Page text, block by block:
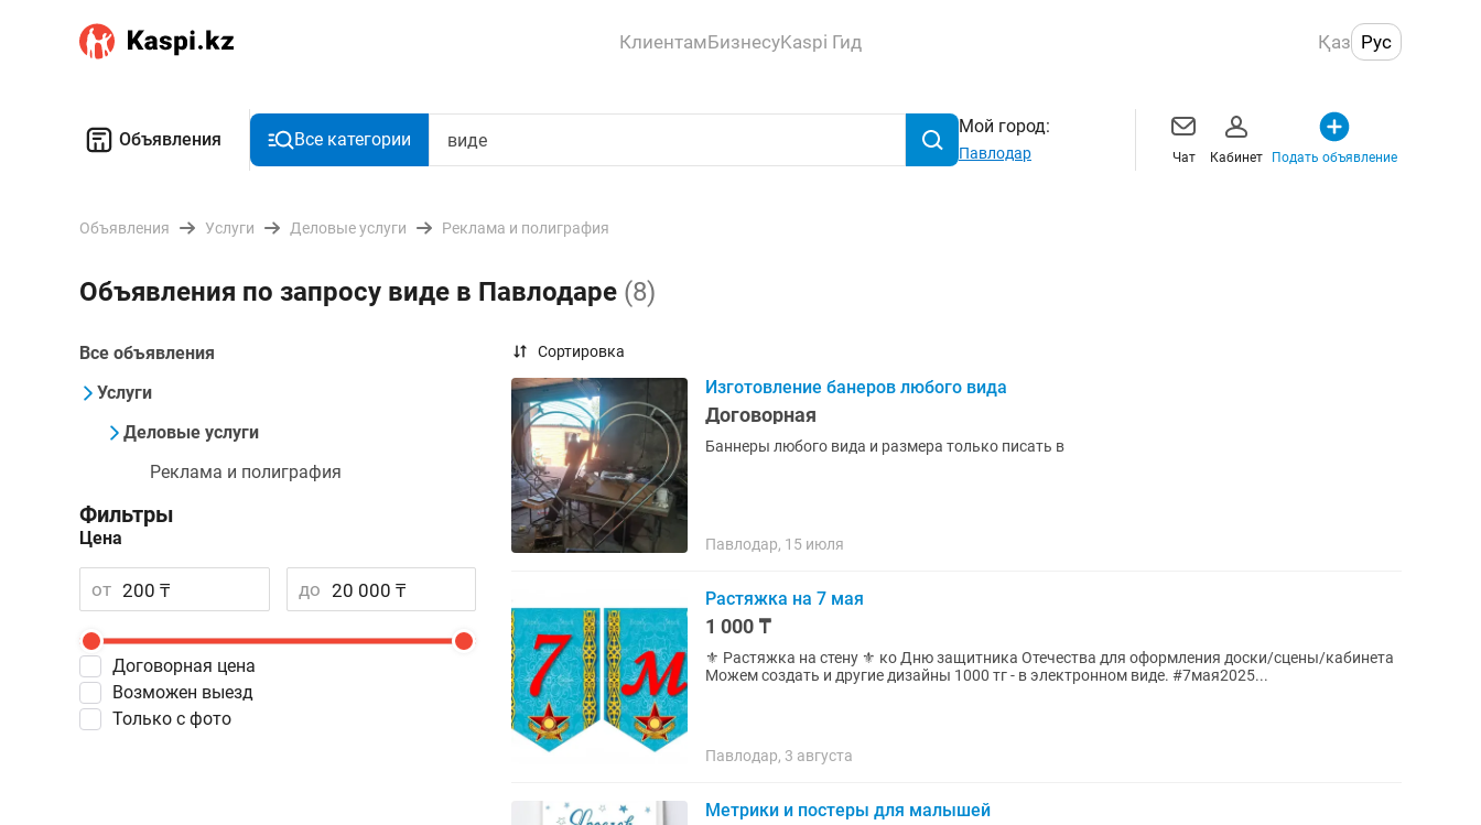
КлиентамБизнесуKaspi Гид Қаз Рус
Объявления Все категории
Мой город:
Павлодар Чат Кабинет Подать объявление
Объявления Услуги Деловые услуги Реклама и полиграфия
Объявления по запросу виде в Павлодаре (8)
Все объявления
Услуги
Деловые услуги
Реклама и полиграфия
Фильтры
Цена
от до
Договорная цена
Возможен выезд
Только с фото
Сортировка
Изготовление банеров любого вида
Договорная
Баннеры любого вида и размера только писать в
Павлодар, 15 июля
Растяжка на 7 мая
1 000 ₸
⚜️ Растяжка на стену ⚜️ ко Дню защитника Отечества для оформления доски/сцены/кабинета
Можем создать и другие дизайны 1000 тг - в электронном виде. #7мая2025...
Павлодар, 3 августа
Метрики и постеры для малышей